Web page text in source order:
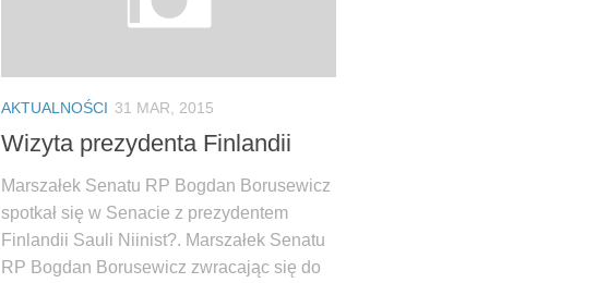
AKTUALNOŚCI 31 MAR, 2015
Wizyta prezydenta Finlandii
Marszałek Senatu RP Bogdan Borusewicz
spotkał się w Senacie z prezydentem
Finlandii Sauli Niinist?. Marszałek Senatu
RP Bogdan Borusewicz zwracając się do